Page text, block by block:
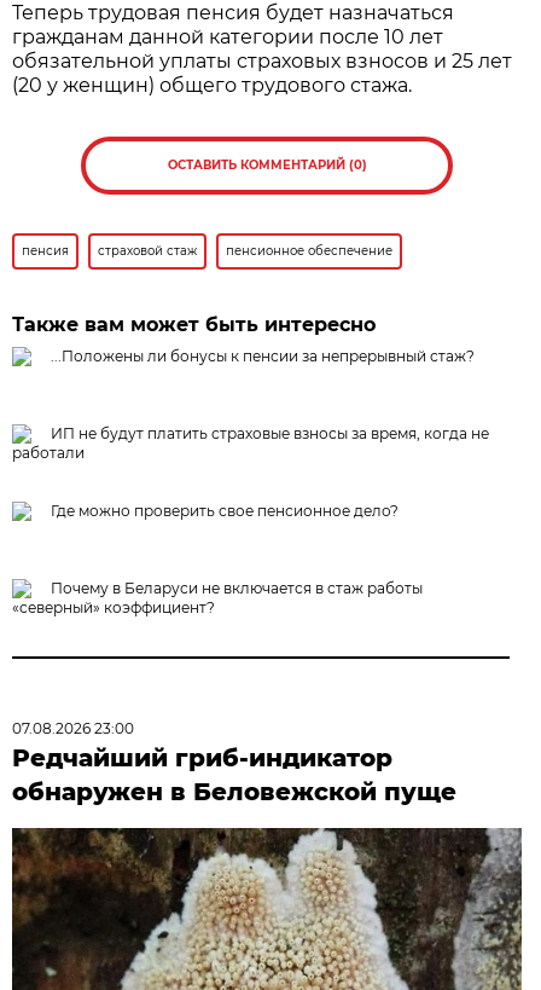
Теперь трудовая пенсия будет назначаться
гражданам данной категории после 10 лет
обязательной уплаты страховых взносов и 25 лет
(20 у женщин) общего трудового стажа.
ОСТАВИТЬ КОММЕНТАРИЙ (0)
пенсия страховой стаж пенсионное обеспечение
Также вам может быть интересно
...Положены ли бонусы к пенсии за непрерывный стаж?
ИП не будут платить страховые взносы за время, когда не
работали
Где можно проверить свое пенсионное дело?
Почему в Беларуси не включается в стаж работы
«северный» коэффициент?
07.08.2026 23:00
Редчайший гриб-индикатор
обнаружен в Беловежской пуще